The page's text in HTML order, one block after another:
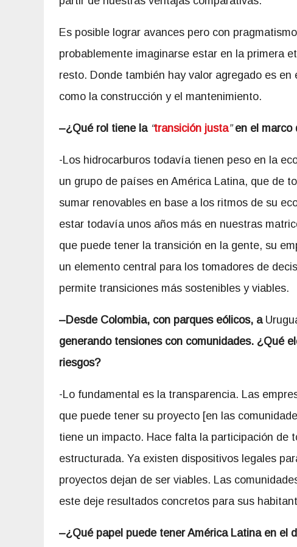
Es posible lograr avances pero con
probablemente imaginarse estar en la primera
resto. Donde también hay valor agregado es
como la construcción y el mantenimiento.
–¿Qué rol tiene la “transición justa”en el marco
-Los hidrocarburos todavía tienen peso en la
un grupo de países en América Latina, que de
sumar renovables en base a los ritmos de su
estar todavía unos años más en nuestras
que puede tener la transición en la gente, su
un elemento central para los tomadores de
permite transiciones más sostenibles y viables.
–Desde Colombia, con parques eólicos, a
generando tensiones con comunidades. ¿Qué
riesgos?
-Lo fundamental es la transparencia. Las
que puede tener su proyecto [en las
tiene un impacto. Hace falta la participación de
estructurada. Ya existen dispositivos legales
proyectos dejan de ser viables. Las
este deje resultados concretos para sus
–¿Qué papel puede tener América Latina en el